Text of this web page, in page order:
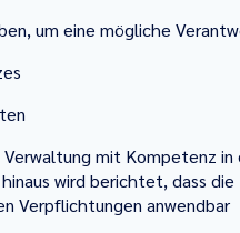
um eine mögliche
mit Kompetenz
wird berichtet, dass
Verpflichtungen anwendbar